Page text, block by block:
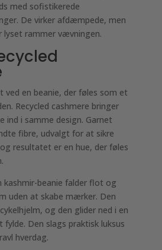
med sofistikerede
De virker afdæmpede, men
lyset rammer vævningen.
en beanie, der føles som et
Recycled cashmere bringer
ind i samme design. Garnet
fibre, udvalgt for at sikre
resultatet er en hue, der føles
kashmir-beanie falder flot og
uden at skabe mærker. Den
og den glider ned i en
fylde. Den slags praktisk luksus
hverdag.